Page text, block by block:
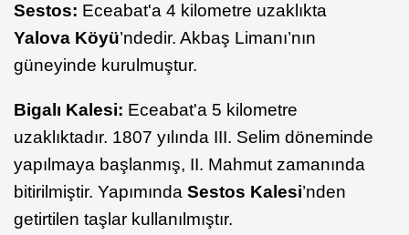
Sestos: Eceabat'a 4 kilometre uzaklıkta
Yalova Köyü’ndedir. Akbaş Limanı’nın
güneyinde kurulmuştur.
Bigalı Kalesi: Eceabat'a 5 kilometre
uzaklıktadır. 1807 yılında III. Selim döneminde
yapılmaya başlanmış, II. Mahmut zamanında
bitirilmiştir. Yapımında Sestos Kalesi’nden
getirtilen taşlar kullanılmıştır.